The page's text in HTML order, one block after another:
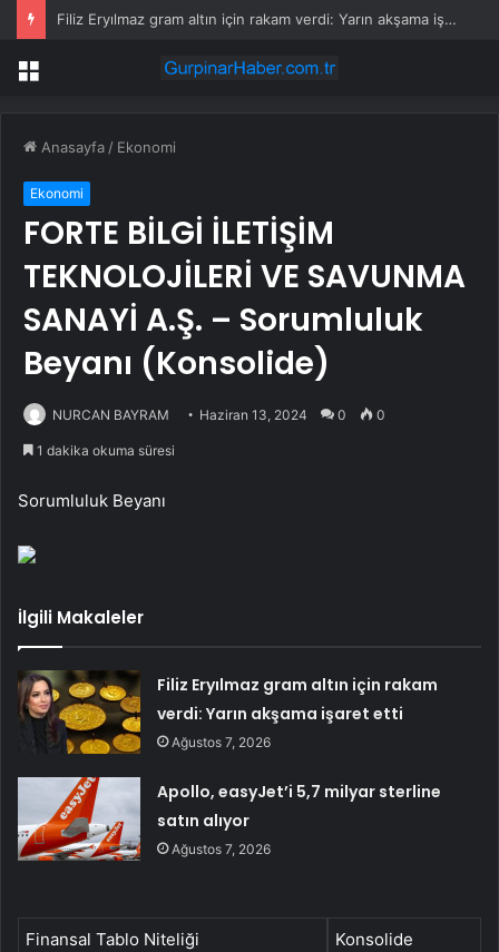
Filiz Eryılmaz gram altın için rakam verdi: Yarın akşama işaret etti
Menü
Anasayfa / Ekonomi
Ekonomi
FORTE BİLGİ İLETİŞİM
TEKNOLOJİLERİ VE SAVUNMA
SANAYİ A.Ş. – Sorumluluk
Beyanı (Konsolide)
NURCAN BAYRAM Haziran 13, 2024 0 0
1 dakika okuma süresi
Sorumluluk Beyanı
İlgili Makaleler
Filiz Eryılmaz gram altın için rakam
verdi: Yarın akşama işaret etti
Ağustos 7, 2026
Apollo, easyJet’i 5,7 milyar sterline
satın alıyor
Ağustos 7, 2026
Finansal Tablo Niteliği Konsolide